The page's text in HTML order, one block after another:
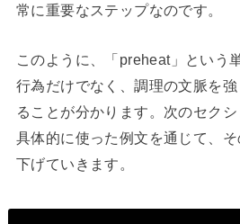
常に重要なステップなのです。
このように、「preheat」という
行為だけでなく、調理の文脈を
ることが分かります。次のセク
具体的に使った例文を通じて、
下げていきます。